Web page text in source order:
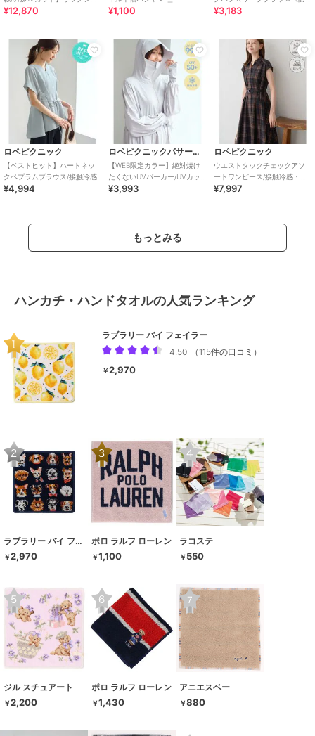
キーVネックブラウス
¥12,870 ¥1,100
シワ／洗濯機OK／XS～3L／
¥3,183
ロペピクニック
【ベストヒット】ハートネッ
クペプラムブラウス/接触冷感
¥4,994
ロペピクニックパサージュ
【WEB限定カラー】絶対焼け
たくないUVパーカー/UVカッ
ト・接触冷感
¥3,993
ロペピクニック
ウエストタックチェックアソ
ートワンピース/接触冷感・防
シワ・リンクコーデ
¥7,997
もっとみる
ハンカチ・ハンドタオルの人気ランキング
ラブラリー バイ フェイラー
4.50
（ 115件の口コミ ）
￥2,970
ラブラリー バイ フェイラー
￥2,970
ポロ ラルフ ローレン
￥1,100
ラコステ
￥ 550
ジル スチュアート
￥2,200
ポロ ラルフ ローレン
￥1,430
アニエスベー
￥880